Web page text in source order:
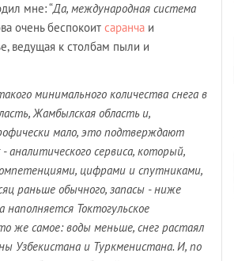
мне: “Да, международная система
очень беспокоит саранча и
ведущая к столбам пыли и
минимального количества снега в
Жамбылская область и,
мало, это подтверждают
сервиса, который,
цифрами и спутниками,
раньше обычного, запасы - ниже
Токтогульское
же самое: воды меньше, снег растаял
Узбекистана и Туркменистана. И, по